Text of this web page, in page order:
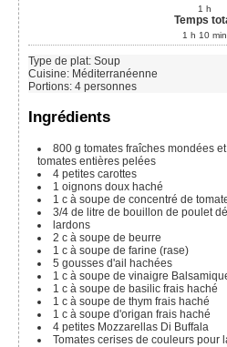
1 h
Temps
1 h 10 min
Type de plat: Soup
Cuisine: Méditerranéenne
Portions: 4 personnes
Ingrédients
800 g tomates fraîches mondées
tomates entières pelées
4 petites carottes
1 oignons doux haché
1 c à soupe de concentré de
3/4 de litre de bouillon de poulet
lardons
2 c à soupe de beurre
1 c à soupe de farine (rase)
5 gousses d'ail hachées
1 c à soupe de vinaigre
1 c à soupe de basilic frais haché
1 c à soupe de thym frais haché
1 c à soupe d'origan frais haché
4 petites Mozzarellas Di Buffala
Tomates cerises de couleurs pour